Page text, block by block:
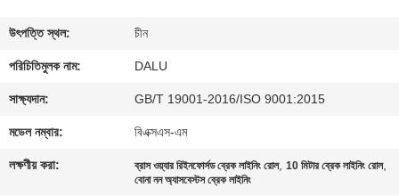
আমাদের
সাথে
যোগাযোগ
করুন
উৎপত্তি স্থল: চীন
পরিচিতিমুলক নাম: DALU
সাক্ষ্যদান: GB/T 19001-2016/ISO 9001:2015
মডেল নম্বার: বিএক্সএস-এম
লক্ষণীয় করা: ব্রাস ওয়্যার রিইনফোর্সড ব্রেক লাইনিং রোল,10 মিটার ব্রেক লাইনিং রোল,
বোনা নন অ্যাসবেস্টস ব্রেক লাইনিং